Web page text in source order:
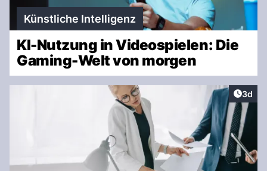
Künstliche Intelligenz
KI-Nutzung in Videospielen: Die
Gaming-Welt von morgen
3d